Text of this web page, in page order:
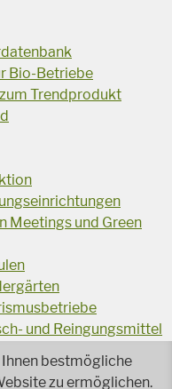
Bio-Betriebe
Trendprodukt
Meetings und Green
und Reingungsmittel
Effizienz
Elektroaltgeräten
bestmögliche
zu ermöglichen.